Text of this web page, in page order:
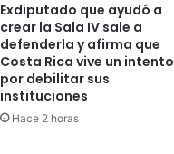
Exdiputado que ayudó a
crear la Sala IV sale a
defenderla y afirma que
Costa Rica vive un intento
por debilitar sus
instituciones
Hace 2 horas